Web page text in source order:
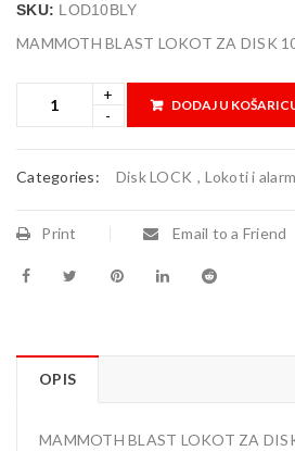
SKU: LOD10BLY
MAMMOTH BLAST LOKOT ZA DISK
DODAJ U
Categories: Disk LOCK , Lokoti i
Print Email to a Friend
OPIS
MAMMOTH BLAST LOKOT ZA